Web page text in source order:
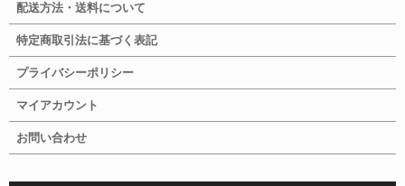
配送方法・送料について
特定商取引法に基づく表記
プライバシーポリシー
マイアカウント
お問い合わせ